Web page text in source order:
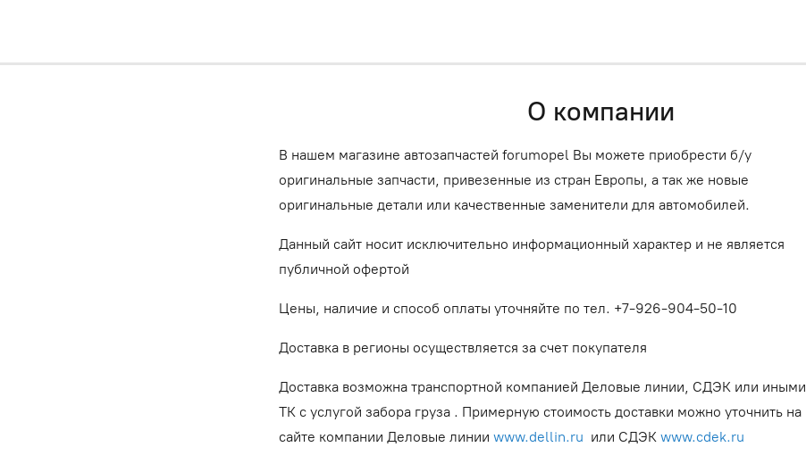
О компании
В нашем магазине автозапчастей forumopel Вы можете приобрести б/у
оригинальные запчасти, привезенные из стран Европы, а так же новые
оригинальные детали или качественные заменители для автомобилей.
Данный сайт носит исключительно информационный характер и не является
публичной офертой
Цены, наличие и способ оплаты уточняйте по тел. +7-926-904-50-10
Доставка в регионы осуществляется за счет покупателя
Доставка возможна транспортной компанией Деловые линии, СДЭК или иными
ТК с услугой забора груза . Примерную стоимость доставки можно уточнить на
сайте компании Деловые линии www.dellin.ru или СДЭК www.cdek.ru